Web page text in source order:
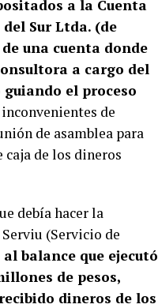
a la Cuenta
Sur Ltda. (de
una cuenta donde
a cargo del
el proceso
de
de asamblea para
caja de los dineros
debía hacer la
(Servicio de
al balance que ejecutó
de pesos,
dineros de los